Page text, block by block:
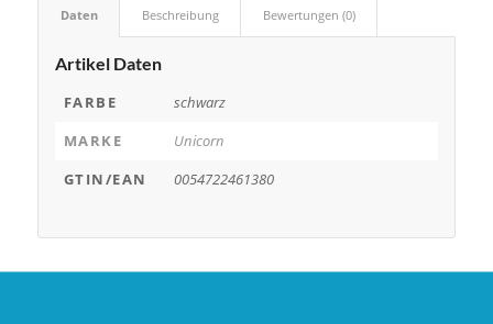
Daten Beschreibung Bewertungen (0)
Artikel Daten
FARBE
schwarz
MARKE
Unicorn
GTIN/EAN
0054722461380